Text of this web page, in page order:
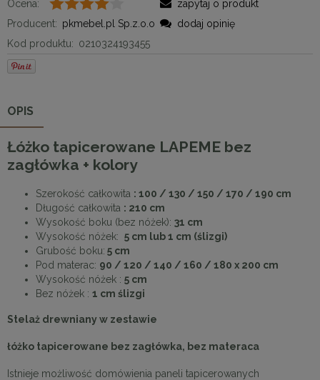
Ocena:
Producent: pkmebel.pl Sp.z.o.o
Kod produktu: 0210324193455
zapytaj o produkt
dodaj opinię
OPIS
Łóżko tapicerowane LAPEME bez
zagłówka + kolory
Szerokość całkowita : 100 / 130 / 150 / 170 / 190 cm
Długość całkowita : 210 cm
Wysokość boku (bez nóżek): 31 cm
Wysokość nóżek: 5 cm lub 1 cm (ślizgi)
Grubość boku: 5 cm
Pod materac: 90 / 120 / 140 / 160 / 180 x 200 cm
Wysokość nóżek : 5 cm
Bez nóżek : 1 cm ślizgi
Stelaż drewniany w zestawie
łóżko tapicerowane bez zagłówka, bez materaca
Istnieje możliwość domówienia paneli tapicerowanych